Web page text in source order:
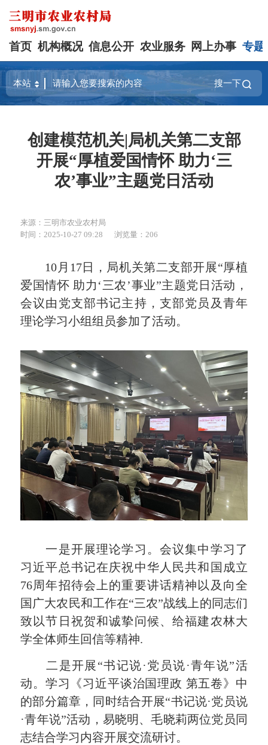
首页 机构概况 信息公开 农业服务 网上办事 专题
搜一下
创建模范机关|局机关第二支部
开展“厚植爱国情怀 助力‘三
农’事业”主题党日活动
来源：三明市农业农村局
时间：2025-10-27 09:28
浏览量：206
10月17日，局机关第二支部开展“厚植
爱国情怀 助力‘三农’事业”主题党日活动，
会议由党支部书记主持，支部党员及青年
理论学习小组组员参加了活动。
一是开展理论学习。会议集中学习了
习近平总书记在庆祝中华人民共和国成立
76周年招待会上的重要讲话精神以及向全
国广大农民和工作在“三农”战线上的同志们
致以节日祝贺和诚挚问候、给福建农林大
学全体师生回信等精神.
二是开展“书记说·党员说·青年说”活
动。学习《习近平谈治国理政 第五卷》中
的部分篇章，同时结合开展“书记说·党员说
·青年说”活动，易晓明、毛晓莉两位党员同
志结合学习内容开展交流研讨。